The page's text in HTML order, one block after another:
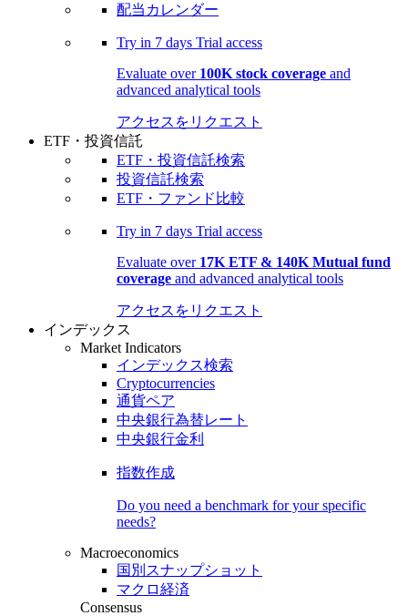
配当カレンダー
Try in 7 days Trial access
Evaluate over 100K stock coverage and
advanced analytical tools
アクセスをリクエスト
ETF・投資信託
ETF・投資信託検索
投資信託検索
ETF・ファンド比較
Try in 7 days Trial access
Evaluate over 17K ETF & 140K Mutual fund
coverage and advanced analytical tools
アクセスをリクエスト
インデックス
Market Indicators
インデックス検索
Cryptocurrencies
通貨ペア
中央銀行為替レート
中央銀行金利
指数作成
Do you need a benchmark for your specific
needs?
Macroeconomics
国別スナップショット
マクロ経済
Consensus